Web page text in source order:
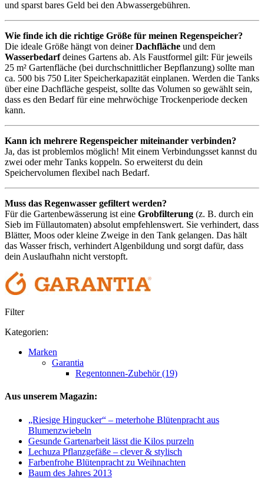
und sparst bares Geld bei den Abwassergebühren.
Wie finde ich die richtige Größe für meinen Regenspeicher?
Die ideale Größe hängt von deinerDachfläche und dem
Wasserbedarfdeines Gartens ab. Als Faustformel gilt: Für jeweils
25 m² Gartenfläche (bei durchschnittlicher Bepflanzung) sollte man
ca. 500 bis 750 Liter Speicherkapazität einplanen. Werden die Tanks
über eine Dachfläche gespeist, sollte das Volumen so gewählt sein,
dass es den Bedarf für eine mehrwöchige Trockenperiode decken
kann.
Kann ich mehrere Regenspeicher miteinander verbinden?
Ja, das ist problemlos möglich! Mit einem Verbindungsset kannst du
zwei oder mehr Tanks koppeln. So erweiterst du dein
Speichervolumen flexibel nach Bedarf.
Muss das Regenwasser gefiltert werden?
Für die Gartenbewässerung ist eine Grobfilterung (z. B. durch ein
Sieb im Füllautomaten) absolut empfehlenswert. Sie verhindert, dass
Blätter, Moos oder kleine Zweige in den Tank gelangen. Das hält
das Wasser frisch, verhindert Algenbildung und sorgt dafür, dass
dein Auslaufhahn nicht verstopft.
Filter
Kategorien:
Marken
Garantia
Regentonnen-Zubehör (19)
Aus unserem Magazin:
„Riesige Hingucker“ – meterhohe Blütenpracht aus
Blumenzwiebeln
Gesunde Gartenarbeit lässt die Kilos purzeln
Lechuza Pflanzgefäße – clever & stylisch
Farbenfrohe Blütenpracht zu Weihnachten
Baum des Jahres 2013